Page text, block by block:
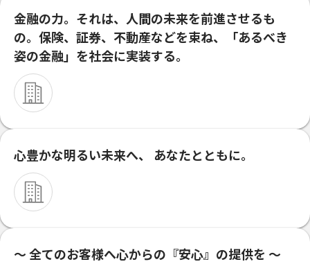
⾦融の⼒。それは、⼈間の未来を前進させるも
の。保険、証券、不動産などを束ね、「あるべき
姿の⾦融」を社会に実装する。
心豊かな明るい未来へ、 あなたとともに。
～ 全てのお客様へ心からの『安心』の提供を ～